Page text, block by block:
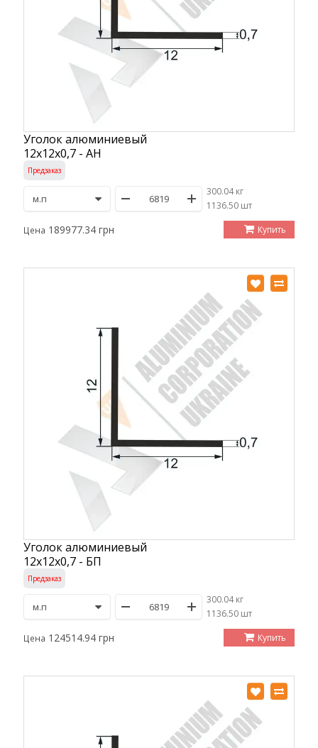
Уголок алюминиевый
12х12х0,7 - АН
Предзаказ
300.04 кг
/1136.50 шт
Цена 189977.34 грн Купить
Уголок алюминиевый
12х12х0,7 - БП
Предзаказ
300.04 кг
/1136.50 шт
Цена 124514.94 грн Купить